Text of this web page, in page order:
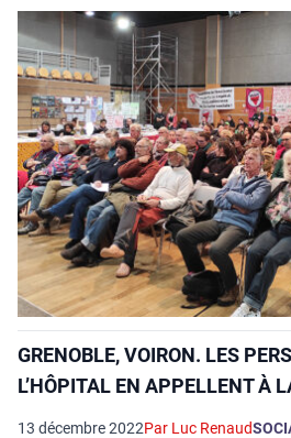
GRENOBLE, VOIRON. LES
L’HÔPITAL EN APPELLENT À
13 décembre 2022Par Luc Renaud